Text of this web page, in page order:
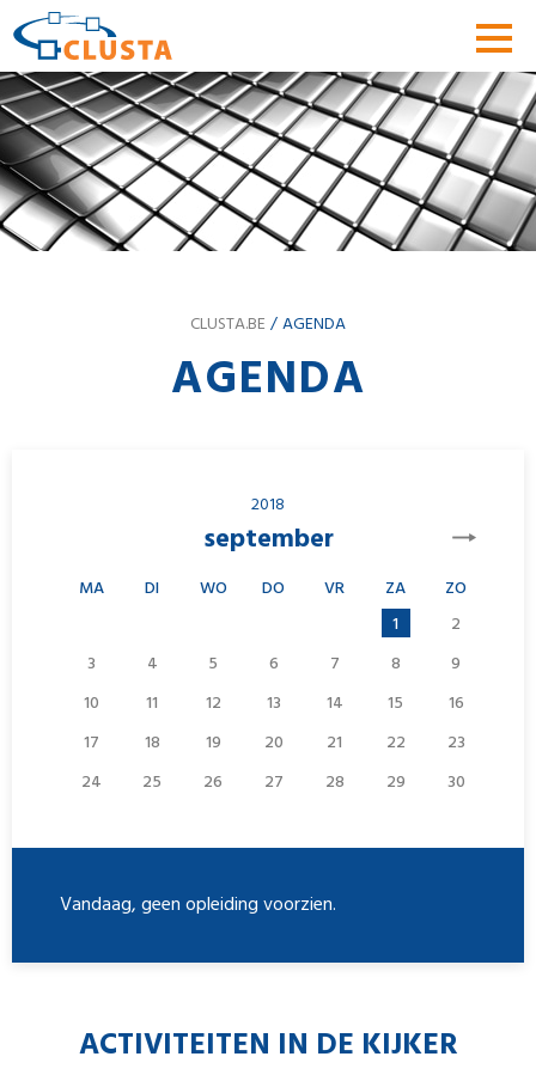
CLUSTA.BE AGENDA
AGENDA
2018
september
MA DI WO DO VR ZA
ZO
1
2
3
4 5 6 7 8
9
10
11 12 13 14 15
16
17
18 19 20 21 22
23
24
25 26 27 28 29 30
Vandaag, geen opleiding voorzien.
ACTIVITEITEN IN DE KIJKER